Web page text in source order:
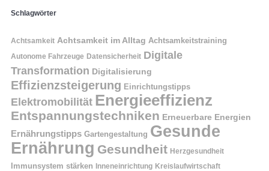
Schlagwörter
Achtsamkeit Achtsamkeit im Alltag Achtsamkeitstraining
Autonome Fahrzeuge Datensicherheit Digitale
Transformation Digitalisierung
Effizienzsteigerung Einrichtungstipps
Elektromobilität Energieeffizienz
Entspannungstechniken Erneuerbare Energien
Ernährungstipps Gartengestaltung Gesunde
Ernährung Gesundheit Herzgesundheit
Immunsystem stärken Inneneinrichtung Kreislaufwirtschaft